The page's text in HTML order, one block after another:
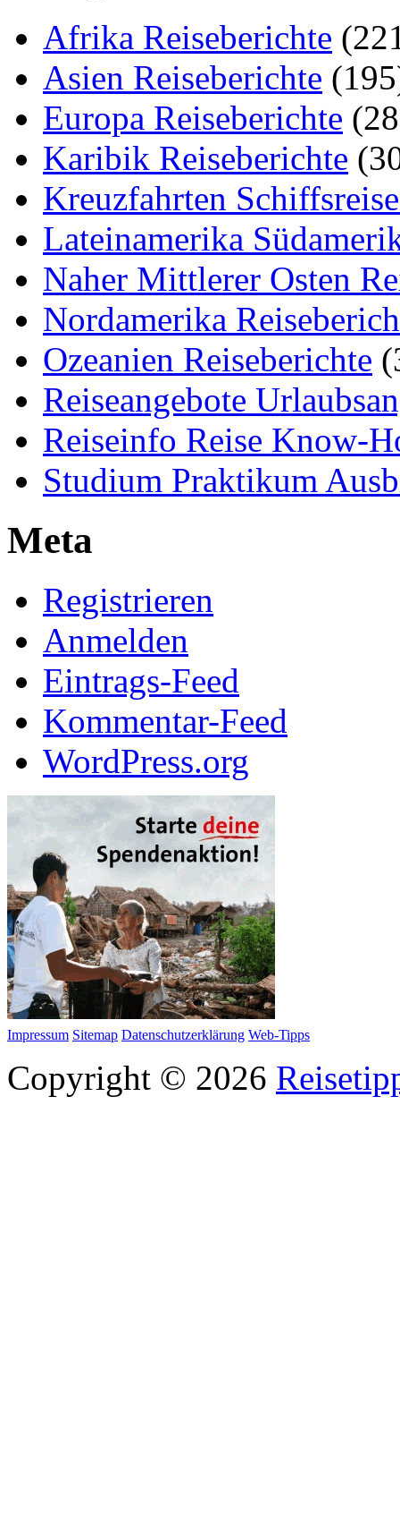
Afrika Reiseberichte
Asien Reiseberichte
Europa Reiseberichte
Karibik Reiseberichte
Kreuzfahrten
Lateinamerika
Naher Mittlerer Osten
Nordamerika
Ozeanien Reiseberichte
Reiseangebote
Reiseinfo Reise Know-
Studium Praktikum
Meta
Registrieren
Anmelden
Eintrags-Feed
Kommentar-Feed
WordPress.org
Impressum Sitemap Datenschutzerklärung Web-Tipps
Copyright © 2026